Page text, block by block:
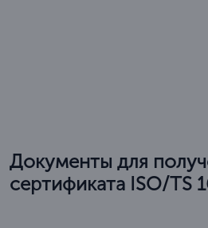
Документы для
сертификата ISO/TS